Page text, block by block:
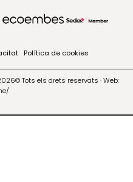
Política de cookies
Tots els drets reservats · Web: